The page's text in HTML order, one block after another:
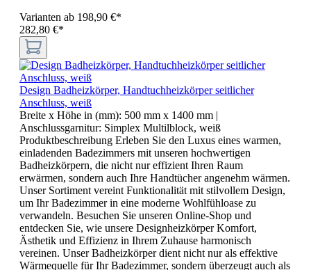
Varianten ab 198,90 €*
282,80 €*
Design Badheizkörper, Handtuchheizkörper seitlicher
Anschluss, weiß
Breite x Höhe in (mm): 500 mm x 1400 mm |
Anschlussgarnitur: Simplex Multilblock, weiß
Produktbeschreibung Erleben Sie den Luxus eines warmen,
einladenden Badezimmers mit unseren hochwertigen
Badheizkörpern, die nicht nur effizient Ihren Raum
erwärmen, sondern auch Ihre Handtücher angenehm wärmen.
Unser Sortiment vereint Funktionalität mit stilvollem Design,
um Ihr Badezimmer in eine moderne Wohlfühloase zu
verwandeln. Besuchen Sie unseren Online-Shop und
entdecken Sie, wie unsere Designheizkörper Komfort,
Ästhetik und Effizienz in Ihrem Zuhause harmonisch
vereinen. Unser Badheizkörper dient nicht nur als effektive
Wärmequelle für Ihr Badezimmer, sondern überzeugt auch als